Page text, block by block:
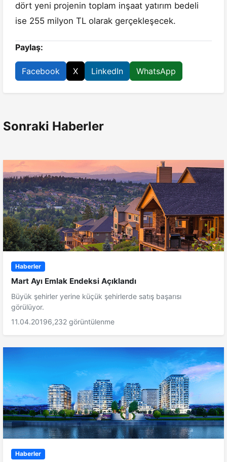
dört yeni projenin toplam inşaat yatırım bedeli
ise 255 milyon TL olarak gerçekleşecek.
Paylaş:
Facebook X LinkedIn WhatsApp
Sonraki Haberler
Haberler
Mart Ayı Emlak Endeksi Açıklandı
Büyük şehirler yerine küçük şehirlerde satış başarısı
görülüyor.
11.04.20196,232 görüntülenme
Haberler